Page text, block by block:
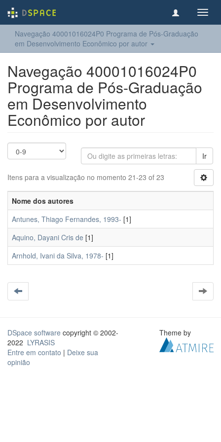
Navegação 40001016024P0 Programa de Pós-Graduação
em Desenvolvimento Econômico por autor
Navegação 40001016024P0
Programa de Pós-Graduação
em Desenvolvimento
Econômico por autor
Ir
Itens para a visualização no momento 21-23 of 23
Nome dos autores
Antunes, Thiago Fernandes, 1993- [1]
Aquino, Dayani Cris de [1]
Arnhold, Ivani da Silva, 1978- [1]
DSpace software copyright © 2002-
2022 LYRASIS
Entre em contato | Deixe sua
opinião
Theme by